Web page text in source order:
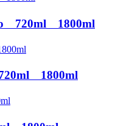
720ml 1800ml
1800ml